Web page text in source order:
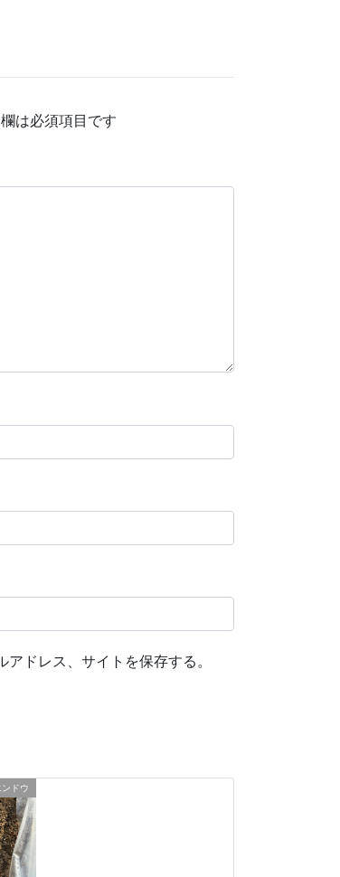
は必須項目です
ドレス、サイトを保存する。
ドウ